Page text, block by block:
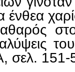
ένθεα
σελ. 151-